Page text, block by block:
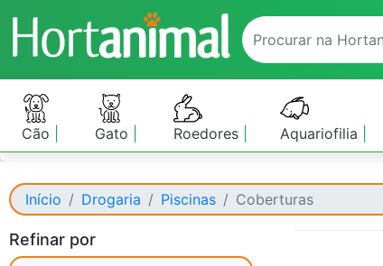
Cão Gato Roedores Aquariofilia
Início Drogaria Piscinas Coberturas
Refinar por